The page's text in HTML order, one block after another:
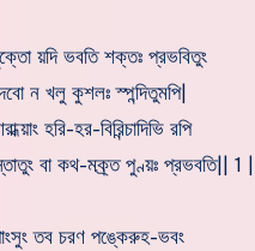
য়ুক্তো য়দি ভবতি শক্তঃ প্রভবিতুং
ন খলু কুশলঃ স্পন্দিতুমপি|
হরি-হর-বিরিন্চাদিভি রপি
বা কথ-মক্র্ত পুণ্য়ঃ প্রভবতি|| 1 ||
তব চরণ পঙ্কেরুহ-ভবং